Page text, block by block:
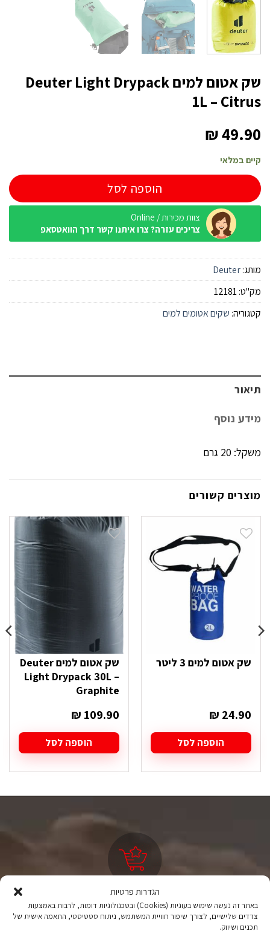
הגדרות פרטיות
באתר זה נעשה שימוש בעוגיות (Cookies) ובטכנולוגיות דומות, לרבות באמצעות
צדדים שלישיים, לצורך שיפור חוויית המשתמש, ניתוח סטטיסטי, התאמה אישית של
תכנים ושיווק.
שק אטום למים Deuter Light Drypack
1L – Citrus
₪49.90
קיים במלאי
הוספה לסל
צוות מכירות / Online
צריכים עזרה? צרו איתנו קשר דרך הוואטסאפ
מותג:Deuter
מק"ט:12181
קטגוריה: שקים אטומים למים
תיאור
מידע נוסף
משקל: 20 גרם
מוצרים קשורים
שק אטום למים 3 ליטר
₪ 24.90
הוספה לסל
שק אטום למים Deuter
Light Drypack 30L –
Graphite
₪ 109.90
הוספה לסל
ציוד טיולים
מהיבואן לצרכן